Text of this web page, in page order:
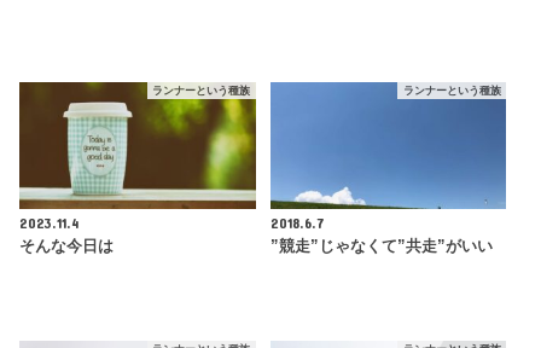
ランナーという種族
2023.11.4
そんな今日は
ランナーという種族
2018.6.7
”競走”じゃなくて”共走”がいい